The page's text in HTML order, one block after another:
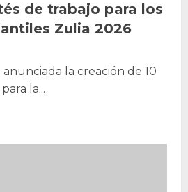
de trabajo para los
Zulia 2026
la creación de 10
la...